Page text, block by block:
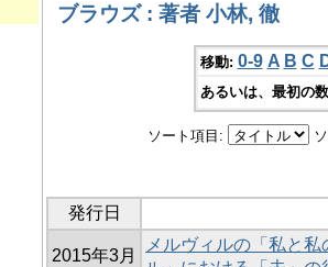
ブラウズ : 著者 小林, 徹
移動: 0-9 A B C
あるいは、最初の
ソート項目:
発行日
2015年3月
メルヴィルの「私と